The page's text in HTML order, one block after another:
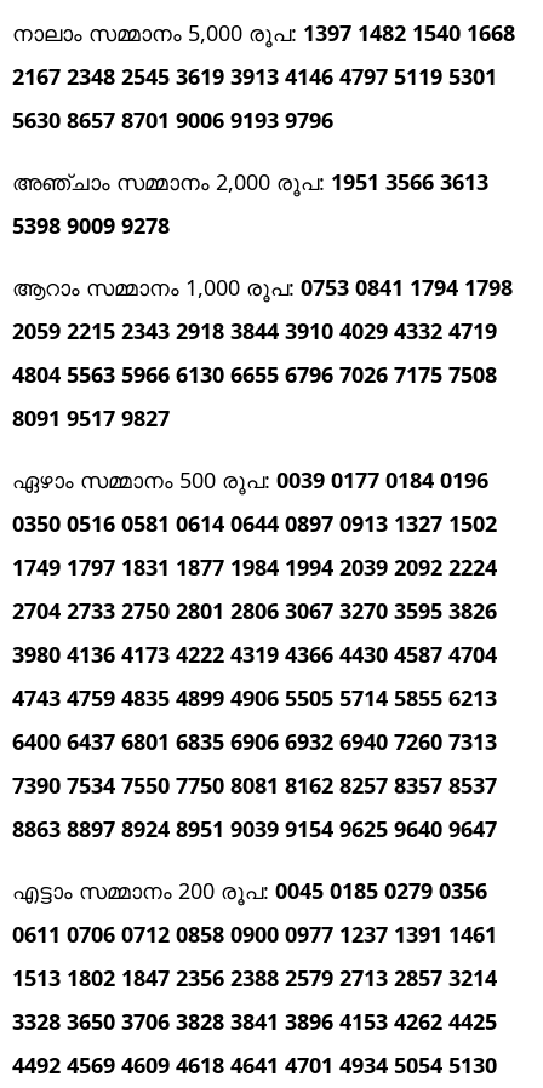
നാലാം സമ്മാനം 5,000 രൂപ: 1397 1482 1540 1668
2167 2348 2545 3619 3913 4146 4797 5119 5301
5630 8657 8701 9006 9193 9796
അഞ്ചാം സമ്മാനം 2,000 രൂപ: 1951 3566 3613
5398 9009 9278
ആറാം സമ്മാനം 1,000 രൂപ: 0753 0841 1794 1798
2059 2215 2343 2918 3844 3910 4029 4332 4719
4804 5563 5966 6130 6655 6796 7026 7175 7508
8091 9517 9827
ഏഴാം സമ്മാനം 500 രൂപ: 0039 0177 0184 0196
0350 0516 0581 0614 0644 0897 0913 1327 1502
1749 1797 1831 1877 1984 1994 2039 2092 2224
2704 2733 2750 2801 2806 3067 3270 3595 3826
3980 4136 4173 4222 4319 4366 4430 4587 4704
4743 4759 4835 4899 4906 5505 5714 5855 6213
6400 6437 6801 6835 6906 6932 6940 7260 7313
7390 7534 7550 7750 8081 8162 8257 8357 8537
8863 8897 8924 8951 9039 9154 9625 9640 9647
എട്ടാം സമ്മാനം 200 രൂപ: 0045 0185 0279 0356
0611 0706 0712 0858 0900 0977 1237 1391 1461
1513 1802 1847 2356 2388 2579 2713 2857 3214
3328 3650 3706 3828 3841 3896 4153 4262 4425
4492 4569 4609 4618 4641 4701 4934 5054 5130